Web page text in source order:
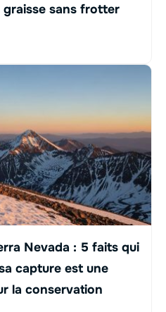
sans frotter
Nevada : 5 faits qui
capture est une
la conservation